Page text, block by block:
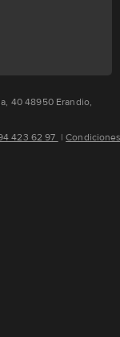
40 48950 Erandio,
423 62 97 ¦